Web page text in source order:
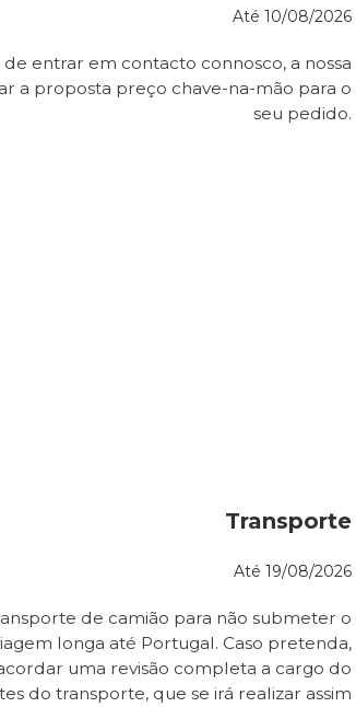
Até 10/08/2026
entrar em contacto connosco, a nossa
a proposta preço chave-na-mão para o
seu pedido.
Transporte
Até 19/08/2026
de camião para não submeter o
longa até Portugal. Caso pretenda,
uma revisão completa a cargo do
do transporte, que se irá realizar assim